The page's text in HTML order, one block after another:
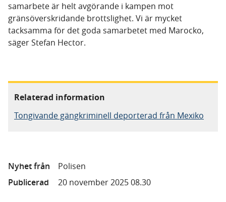
samarbete är helt avgörande i kampen mot
gränsöverskridande brottslighet. Vi är mycket
tacksamma för det goda samarbetet med Marocko,
säger Stefan Hector.
Relaterad information
Tongivande gängkriminell deporterad från Mexiko
Nyhet från
Polisen
Publicerad
20 november 2025 08.30